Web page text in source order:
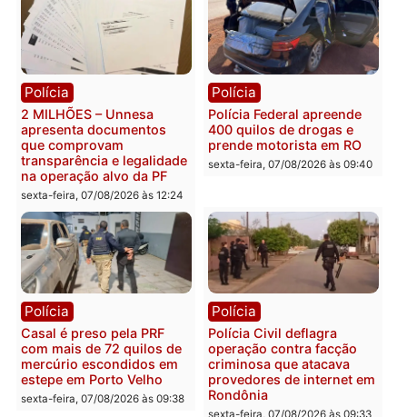
Política
Marcos Rogério apresenta
Plano de Governo com
228 projetos, metas
públicas e
acompanhamento de
resultados
sexta-feira, 07/08/2026 às 18:49
Política
Eleições 2026: Pastor
Evanildo pode ser o
primeiro pastor de
Rondônia na Câmara
Federal
Polícia
2 MILHÕES – Unnesa
apresenta documentos
que comprovam
transparência e legalidade
Polícia
Polícia Federal apreende
400 quilos de drogas e
prende motorista em RO
sexta-feira, 07/08/2026 às